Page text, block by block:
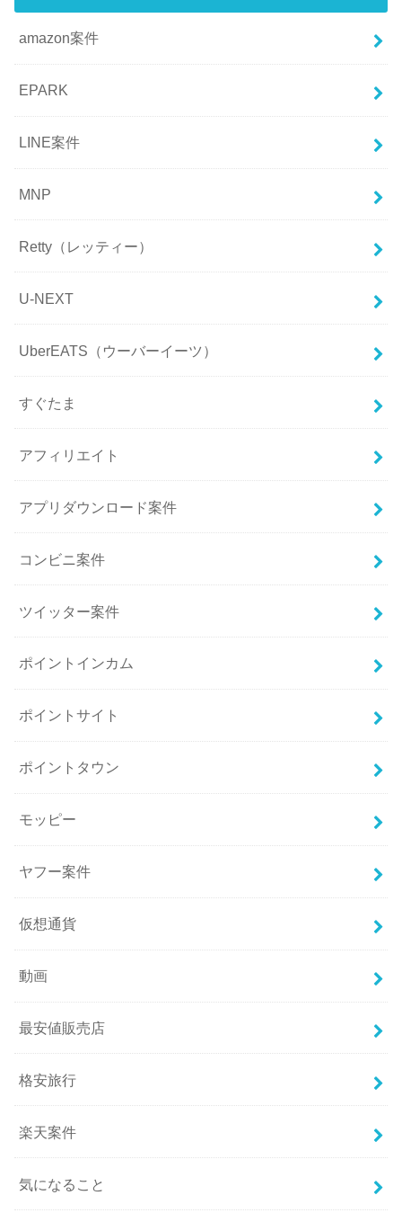
amazon案件
EPARK
LINE案件
MNP
Retty（レッティー）
U-NEXT
UberEATS（ウーバーイーツ）
すぐたま
アフィリエイト
アプリダウンロード案件
コンビニ案件
ツイッター案件
ポイントインカム
ポイントサイト
ポイントタウン
モッピー
ヤフー案件
仮想通貨
動画
最安値販売店
格安旅行
楽天案件
気になること